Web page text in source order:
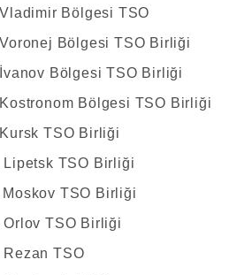
Bölgesi TSO
Bölgesi TSO Birliği
Bölgesi TSO Birliği
Bölgesi TSO Birliği
TSO Birliği
Lipetsk TSO Birliği
Moskov TSO Birliği
Orlov TSO Birliği
Rezan TSO